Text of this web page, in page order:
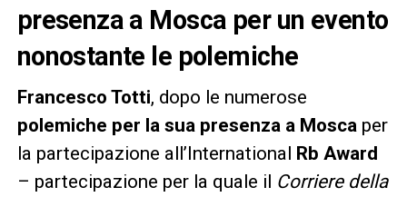
presenza a Mosca per un evento
nonostante le polemiche
Francesco Totti, dopo le numerose
polemiche per la sua presenza a Mosca per
la partecipazione all’International Rb Award
– partecipazione per la quale il Corriere della